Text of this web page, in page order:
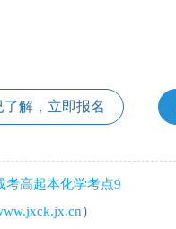
了解，立即报名
考高起本化学考点9
）